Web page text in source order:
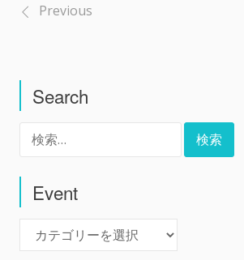
投
ナ
ビ
ゲ
ー
Previous
Search
Event